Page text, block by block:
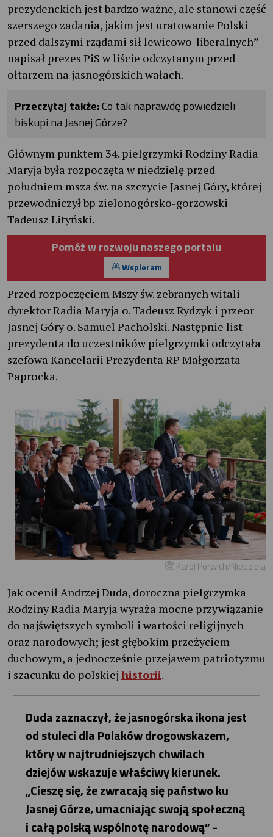
prezydenckich jest bardzo ważne, ale stanowi część
szerszego zadania, jakim jest uratowanie Polski
przed dalszymi rządami sił lewicowo-liberalnych” -
napisał prezes PiS w liście odczytanym przed
ołtarzem na jasnogórskich wałach.
Przeczytaj także:Co tak naprawdę powiedzieli
biskupi na Jasnej Górze?
Głównym punktem 34. pielgrzymki Rodziny Radia
Maryja była rozpoczęta w niedzielę przed
południem msza św. na szczycie Jasnej Góry, której
przewodniczył bp zielonogórsko-gorzowski
Tadeusz Lityński.
Pomóż w rozwoju naszego portalu
Wspieram
Przed rozpoczęciem Mszy św. zebranych witali
dyrektor Radia Maryja o. Tadeusz Rydzyk i przeor
Jasnej Góry o. Samuel Pacholski. Następnie list
prezydenta do uczestników pielgrzymki odczytała
szefowa Kancelarii Prezydenta RP Małgorzata
Paprocka.
Karol Porwich/Niedziela
Jak ocenił Andrzej Duda, doroczna pielgrzymka
Rodziny Radia Maryja wyraża mocne przywiązanie
do najświętszych symboli i wartości religijnych
oraz narodowych; jest głębokim przeżyciem
duchowym, a jednocześnie przejawem patriotyzmu
i szacunku do polskiej historii.
Duda zaznaczył, że jasnogórska ikona jest
od stuleci dla Polaków drogowskazem,
który w najtrudniejszych chwilach
dziejów wskazuje właściwy kierunek.
„Cieszę się, że zwracają się państwo ku
Jasnej Górze, umacniając swoją społeczną
i całą polską wspólnotę narodową” -